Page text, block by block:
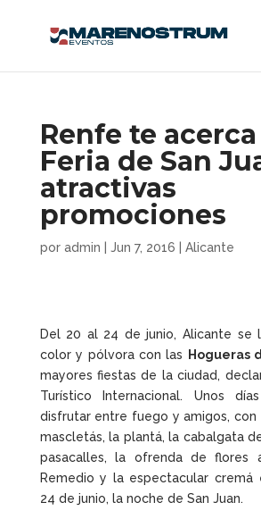
Renfe te acerca
Feria de San
atractivas
promociones
por admin Jun 7, 2016 Alicante
Del 20 al 24 de junio, Alicante se
color y pólvora con las
Hogueras
mayores fiestas de la ciudad,
Turístico Internacional. Unos
disfrutar entre fuego y amigos, con
mascletás, la plantá, la cabalgata
pasacalles, la ofrenda de flores
Remedio y la espectacular
24 de junio, la noche de San Juan.